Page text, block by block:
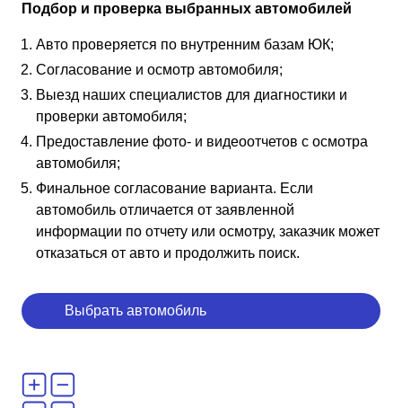
Подбор и проверка выбранных автомобилей
Авто проверяется по внутренним базам ЮК;
Согласование и осмотр автомобиля;
Выезд наших специалистов для диагностики и
проверки автомобиля;
Предоставление фото- и видеоотчетов с осмотра
автомобиля;
Финальное согласование варианта. Если
автомобиль отличается от заявленной
информации по отчету или осмотру, заказчик может
отказаться от авто и продолжить поиск.
Выбрать автомобиль